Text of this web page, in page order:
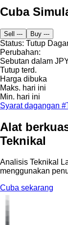
Cuba
Sell --- Buy ---
Status: Tutup
Perubahan:
Sebutan dalam
Tutup terd.
Harga dibuka
Maks. hari ini
Min. hari ini
Syarat dagangan
Alat
Teknikal
Analisis Teknikal
menggunakan
Cuba sekarang